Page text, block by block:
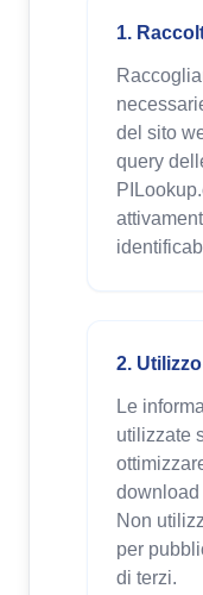
1.
del sito
query
2.
Le
utilizzate
download
Non
per
di terzi.